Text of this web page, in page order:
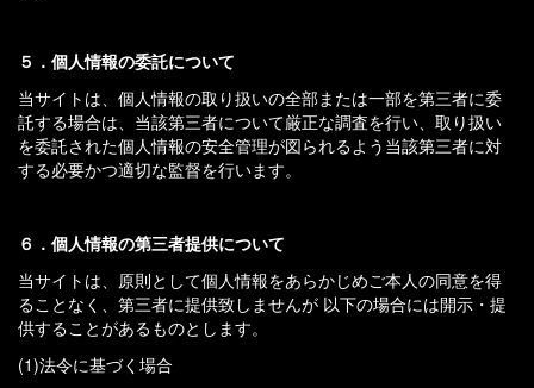
５．個人情報の委託について
当サイトは、個人情報の取り扱いの全部または一部を第三者に委
託する場合は、当該第三者について厳正な調査を行い、取り扱い
を委託された個人情報の安全管理が図られるよう当該第三者に対
する必要かつ適切な監督を行います。
６．個人情報の第三者提供について
当サイトは、原則として個人情報をあらかじめご本人の同意を得
ることなく、第三者に提供致しませんが 以下の場合には開示・提
供することがあるものとします。
(1)法令に基づく場合